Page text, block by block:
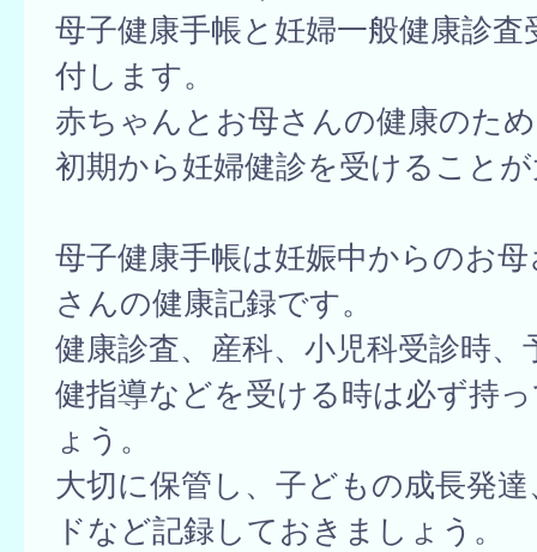
母子健康手帳と妊婦一般健康診査
付します。
赤ちゃんとお母さんの健康のた
初期から妊婦健診を受けること
母子健康手帳は妊娠中からのお
さんの健康記録です。
健康診査、産科、小児科受診時、
健指導などを受ける時は必ず持
ょう。
大切に保管し、子どもの成長発
ドなど記録しておきましょう。